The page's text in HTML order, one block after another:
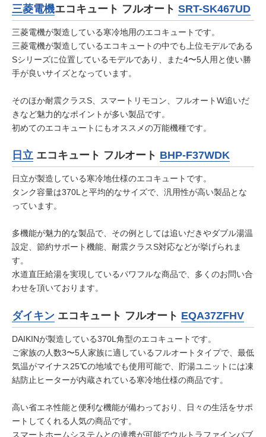
三菱電機エコキュート フルオート SRT-SK467UD
三菱電機が製造している寒冷地用のエコキュートです。
三菱電機が製造しているエコキュートの中でも上位モデルである
Sシリーズに位置しているモデルであり、また4〜5人用と使い勝
手が良いサイズとなっています。
そのほか耐震クラスS、スマートリモコン、フルオートW追いだ
きなど魅力的なポイントが多い製品です。
初めてのエコキュートにもオススメの万能機種です。
日立 エコキュート フルオート BHP-F37WDK
日立が製造している寒冷地仕様のエコキュートです。
タンク容量は370Lと平均的なサイズで、汎用性が高い製品とな
っています。
多機能が魅力的な製品で、その例としては追いだきやダブル湯温
設定、節約サポート機能、耐震クラスS対応などが挙げられま
す。
水道直圧給湯を実現しているパワフルな商品で、多くのお問い合
わせを頂いております。
ダイキン エコキュート フルオート EQA37ZFHV
DAIKINが製造している370L角型のエコキュートです。
ご家族の人数3〜5人家族に適しているフルオートタイプで、最低
気温がマイナス25℃の地域でも使用可能で、貯湯ユニットには凍
結防止ヒーターが内蔵されている寒冷地仕様の商品です。
高い省エネ性能と便利な機能が備わっており、日々の生活をサポ
ートしてくれる人気の商品です。
スマートホームシステムとの連携が可能でウルトラファインバブ